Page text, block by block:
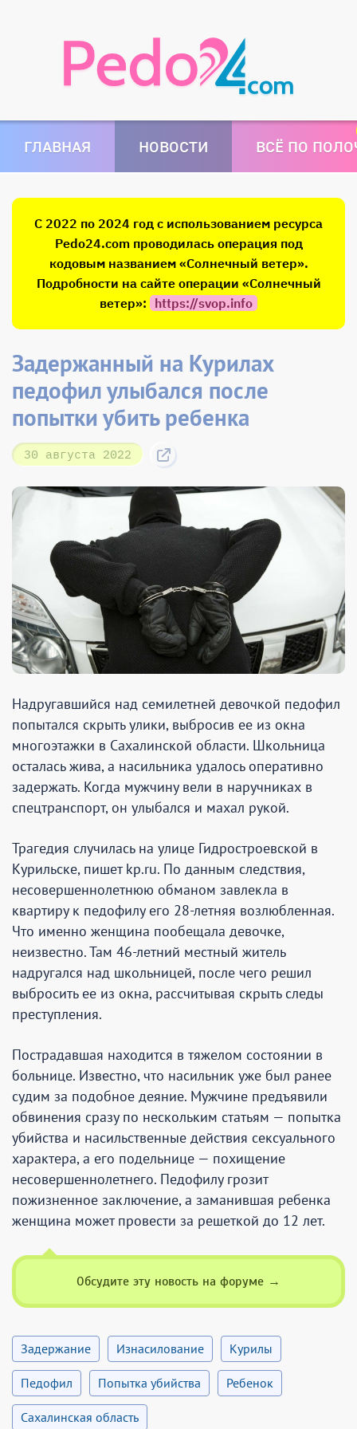
ГЛАВНАЯ НОВОСТИ ВСЁ ПО
С 2022 по 2024 год с использованием ресурса
Pedo24.com проводилась операция под
кодовым названием «Солнечный ветер».
Подробности на сайте операции «Солнечный
ветер»: https://svop.info
Задержанный на Курилах
педофил улыбался после
попытки убить ребенка
30 августа 2022
Надругавшийся над семилетней девочкой педофил
попытался скрыть улики, выбросив ее из окна
многоэтажки в Сахалинской области. Школьница
осталась жива, а насильника удалось оперативно
задержать. Когда мужчину вели в наручниках в
спецтранспорт, он улыбался и махал рукой.
Трагедия случилась на улице Гидростроевской в
Курильске, пишет kp.ru. По данным следствия,
несовершеннолетнюю обманом завлекла в
квартиру к педофилу его 28-летняя возлюбленная.
Что именно женщина пообещала девочке,
неизвестно. Там 46-летний местный житель
надругался над школьницей, после чего решил
выбросить ее из окна, рассчитывая скрыть следы
преступления.
Пострадавшая находится в тяжелом состоянии в
больнице. Известно, что насильник уже был ранее
судим за подобное деяние. Мужчине предъявили
обвинения сразу по нескольким статьям — попытка
убийства и насильственные действия сексуального
характера, а его подельнице — похищение
несовершеннолетнего. Педофилу грозит
пожизненное заключение, а заманившая ребенка
женщина может провести за решеткой до 12 лет.
Обсудите эту новость на форуме →
задержание изнасилование курилы
педофил попытка убийства ребенок
сахалинская область